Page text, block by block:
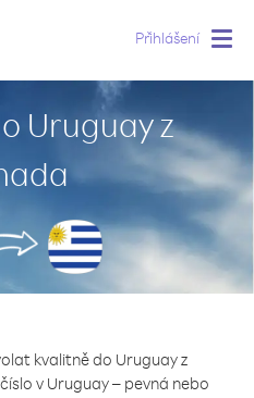
Přihlášení
Uruguay z
kvalitně do Uruguay z
v Uruguay – pevná nebo